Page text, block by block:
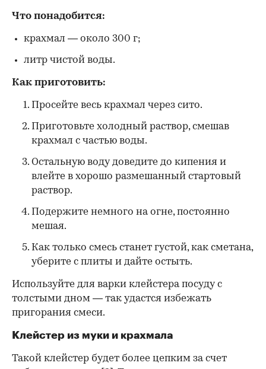
Что понадобится:
крахмал — около 300 г;
литр чистой воды.
Как приготовить:
Просейте весь крахмал через сито.
Приготовьте холодный раствор, смешав
крахмал с частью воды.
Остальную воду доведите до кипения и
влейте в хорошо размешанный стартовый
раствор.
Подержите немного на огне, постоянно
мешая.
Как только смесь станет густой, как сметана,
уберите с плиты и дайте остыть.
Используйте для варки клейстера посуду с
толстыми дном — так удастся избежать
пригорания смеси.
Клейстер из муки и крахмала
Такой клейстер будет более цепким за счет